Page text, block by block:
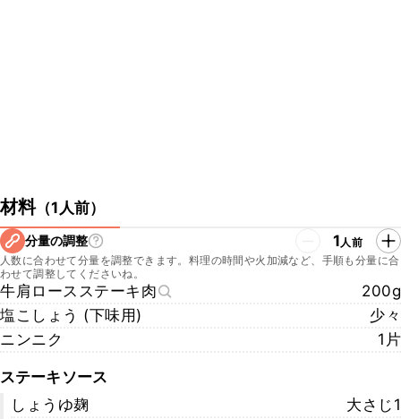
材料（1人前）
分量の調整 1人前
人数に合わせて分量を調整できます。料理の時間や火加減など、手順も分量に合
わせて調整してくださいね。
牛肩ロースステーキ肉
200g
塩こしょう (下味用)
少々
ニンニク
1片
ステーキソース
しょうゆ麹
大さじ1